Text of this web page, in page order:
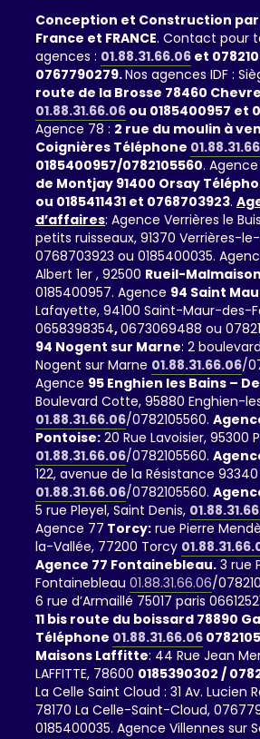
Conception et Construction
France et FRANCE. Contact pour
agences : 01.88.31.66.06 et
0767790279.Nos agences IDF :
route de la Brosse 78460
01.88.31.66.06 ou 0185400957 et
Agence 78 : 2 rue du moulin à
Coignières Téléphone
0185400957/0782105560. Agence
de Montjay 91400 Orsay
ou 0185411431 et 0768703923.
d’affaires: Agence Verrières le
petits ruisseaux, 91370 Verrières-
0768703923 ou 0185400035.
Albert 1er , 92500 Rueil-Malmaison
0185400957. Agence 94 Saint
Lafayette, 94100 Saint-Maur-des-
0658398354,0673069488 ou
94 Nogent sur Marne: 2
Nogent sur Marne 01.88.31.66.06/
Agence 95 Enghien les Bains –
Boulevard Cotte, 95880 Enghien-
01.88.31.66.06/0782105560.
Pontoise: 20 Rue Lavoisier, 95300
01.88.31.66.06/0782105560.
122, avenue de la Résistance
01.88.31.66.06/0782105560.
5 rue Pleyel, Saint Denis,
Agence 77 Torcy: rue Pierre
la-Vallée, 77200 Torcy
Agence 77 Fontainebleau. 3 rue
Fontainebleau 01.88.31.66.06/
6 rue d’Armaillé 75017 paris
11 bis route du boissard 78890
Téléphone 01.88.31.66.06
Maisons Laffitte: 44 Rue Jean
LAFFITTE, 78600 0185390302 /
La Celle Saint Cloud : 31 Av. Lucien
78170 La Celle-Saint-Cloud,
0185400035. Agence Villennes sur